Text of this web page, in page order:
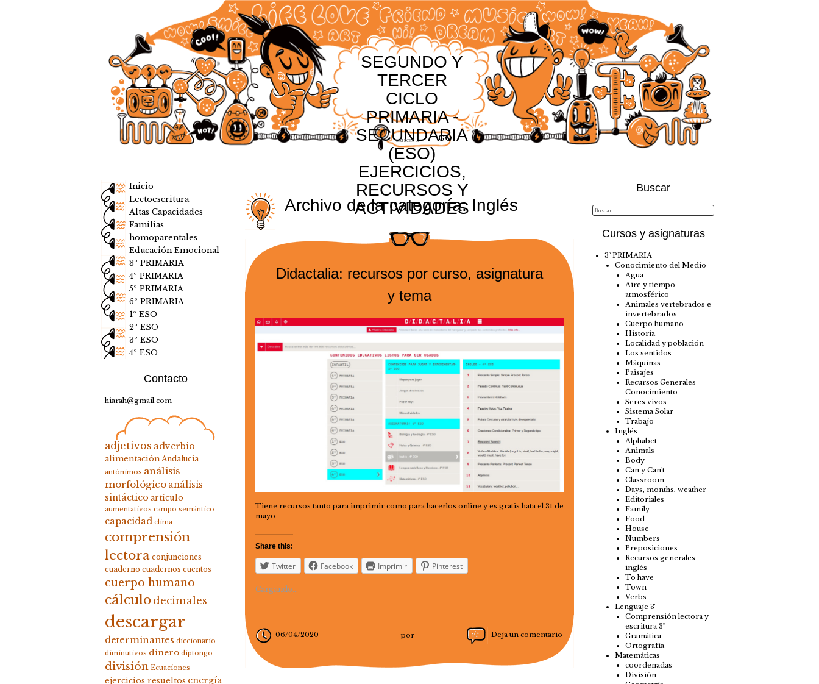
SEGUNDO Y
TERCER
CICLO
PRIMARIA -
SECUNDARIA
(ESO)
EJERCICIOS,
RECURSOS Y
ACTIVIDADES
Inicio
Lectoescritura
Altas Capacidades
Familias
homoparentales
Educación Emocional
3º PRIMARIA
4º PRIMARIA
5º PRIMARIA
6º PRIMARIA
1º ESO
2º ESO
3º ESO
4º ESO
Archivo de la categoría: Inglés
Didactalia: recursos por curso, asignatura
y tema
Tiene recursos tanto para imprimir como para hacerlos online y es gratis hata el 31 de
mayo
Share this:
Twitter Facebook Imprimir Pinterest
Cargando...
06/04/2020 por Deja un comentario
Buscar
Cursos y asignaturas
3º PRIMARIA
Conocimiento del Medio
Agua
Aire y tiempo
atmosférico
Animales vertebrados e
invertebrados
Cuerpo humano
Historia
Localidad y población
Los sentidos
Máquinas
Paisajes
Recursos Generales
Conocimiento
Seres vivos
Sistema Solar
Trabajo
Inglés
Alphabet
Animals
Body
Can y Can't
Classroom
Days, months, weather
Editoriales
Family
Food
House
Numbers
Preposiciones
Recursos generales
inglés
To have
Town
Verbs
Lenguaje 3º
Comprensión lectora y
escritura 3º
Gramática
Ortografía
Matemáticas
coordenadas
División
Contacto
hiarah@gmail.com
adjetivos adverbio
alimentación Andalucía
antónimos análisis
morfológico análisis
sintáctico artículo
aumentativos campo semántico
capacidad clima
comprensión
lectora conjunciones
cuaderno cuadernos cuentos
cuerpo humano
cálculo decimales
descargar
determinantes diccionario
diminutivos dinero diptongo
división Ecuaciones
ejercicios resueltos energía